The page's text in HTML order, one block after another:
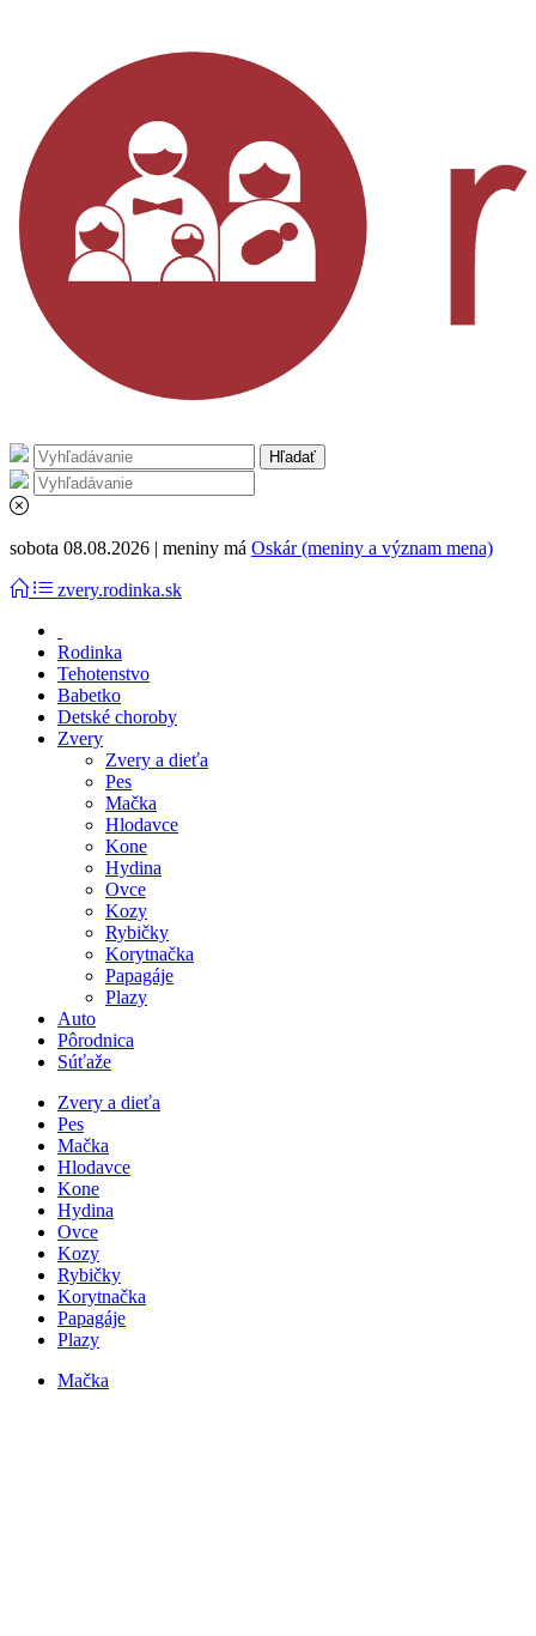
sobota 08.08.2026 | meniny má Oskár (meniny a význam mena)
zvery.rodinka.sk
Rodinka
Tehotenstvo
Babetko
Detské choroby
Zvery
Zvery a dieťa
Pes
Mačka
Hlodavce
Kone
Hydina
Ovce
Kozy
Rybičky
Korytnačka
Papagáje
Plazy
Auto
Pôrodnica
Súťaže
Zvery a dieťa
Pes
Mačka
Hlodavce
Kone
Hydina
Ovce
Kozy
Rybičky
Korytnačka
Papagáje
Plazy
Mačka